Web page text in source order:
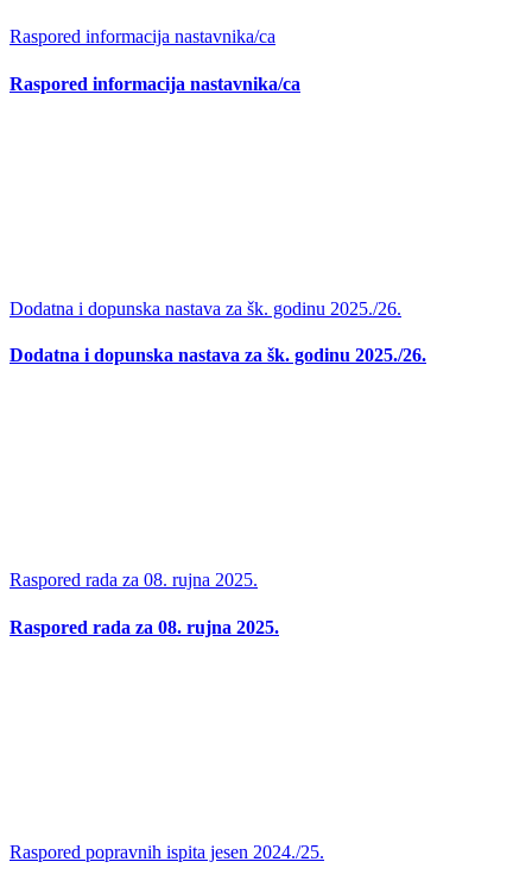
Raspored informacija nastavnika/ca
Raspored informacija nastavnika/ca
Dodatna i dopunska nastava za šk. godinu 2025./26.
Dodatna i dopunska nastava za šk. godinu 2025./26.
Raspored rada za 08. rujna 2025.
Raspored rada za 08. rujna 2025.
Raspored popravnih ispita jesen 2024./25.